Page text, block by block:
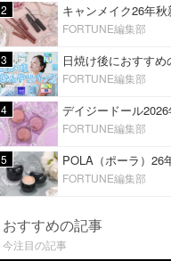
2
FORTUNE編集部
3
FORTUNE編集部
4
FORTUNE編集部
5
FORTUNE編集部
おすすめの記事
今注目の記事